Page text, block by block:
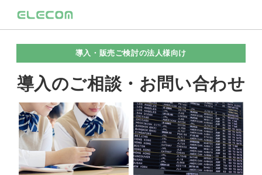
導入・販売ご検討の法人様向け
導入のご相談・お問い合わせ